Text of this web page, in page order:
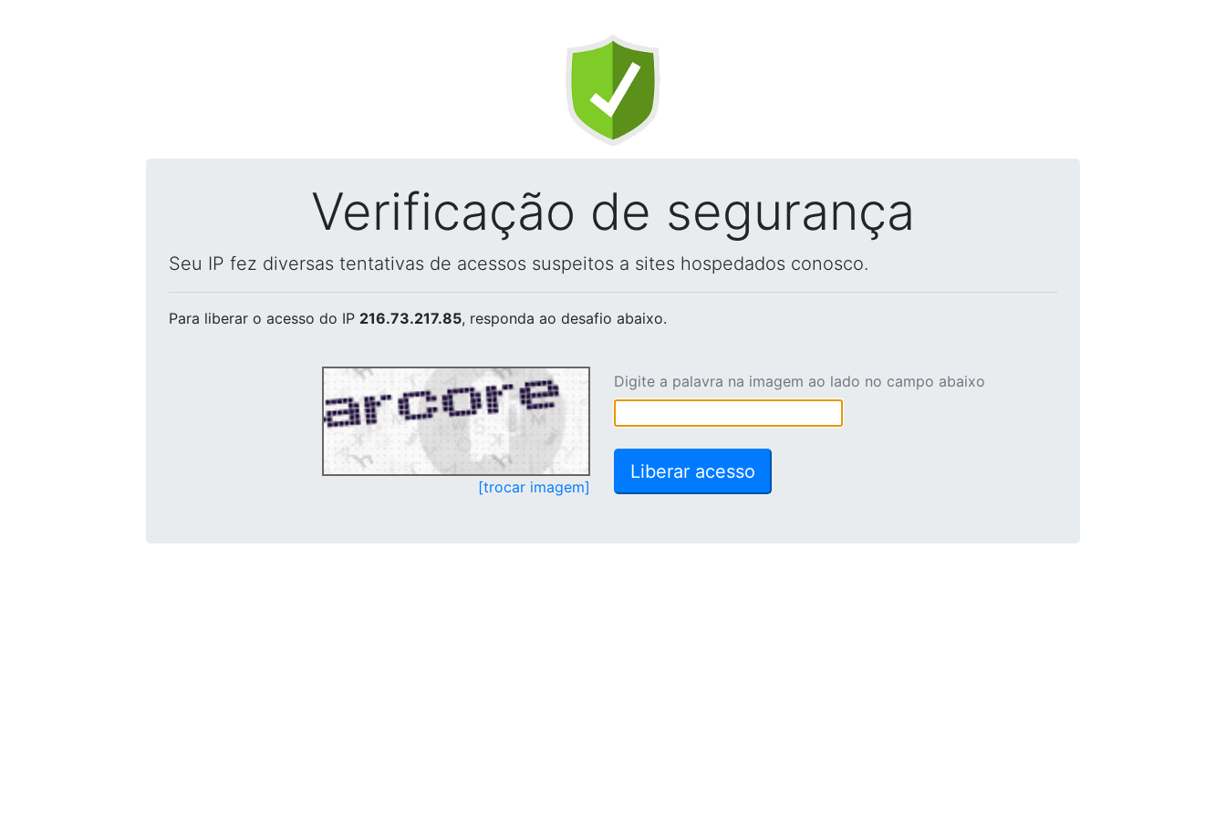
Verificação de segurança
Seu IP fez diversas tentativas de acessos suspeitos a sites hospedados conosco.
Para liberar o acesso do IP 216.73.217.85, responda ao desafio abaixo.
[trocar imagem]
Digite a palavra na imagem ao lado no campo abaixo